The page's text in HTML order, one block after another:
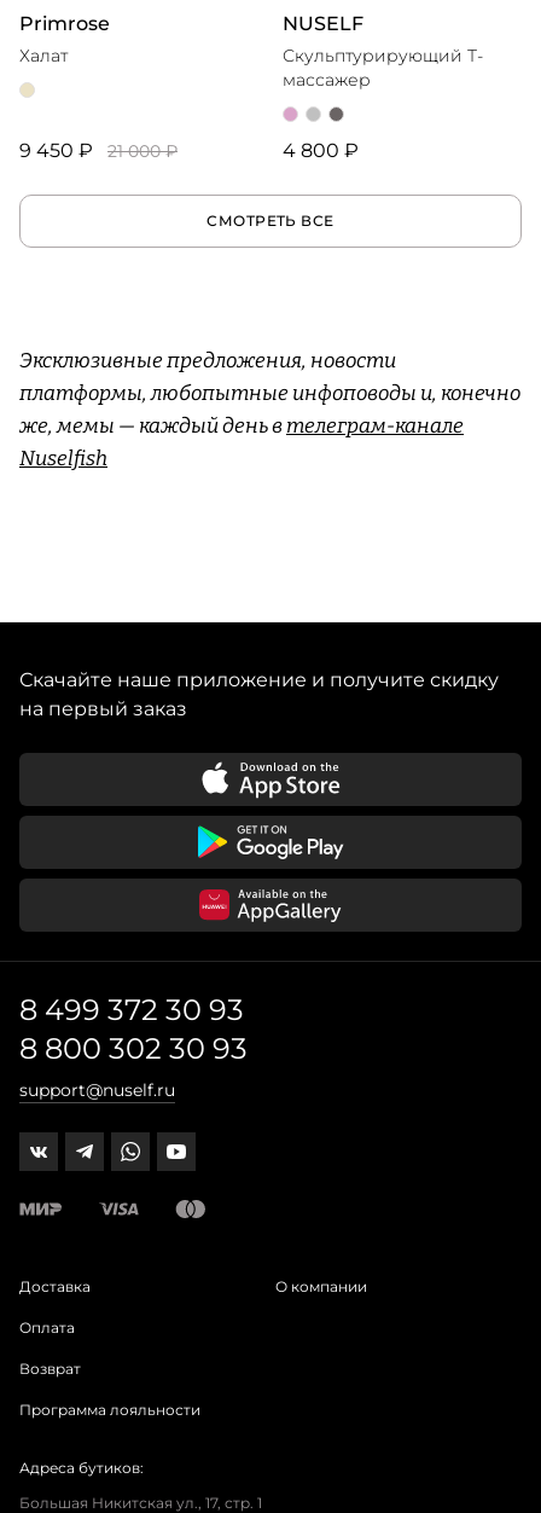
Primrose
Халат
9 450 ₽ 21 000 ₽
NUSELF
Скульптурирующий Т-
массажер
4 800 ₽
СМОТРЕТЬ ВСЕ
Эксклюзивные предложения, новости
платформы, любопытные инфоповоды и, конечно
же, мемы — каждый день втелеграм-канале
Nuselfish
Скачайте наше приложение и получите скидку
на первый заказ
8 499 372 30 93
8 800 302 30 93
support@nuself.ru
Доставка
Оплата
Возврат
Программа лояльности
О компании
Адреса бутиков:
Большая Никитская ул., 17, стр. 1